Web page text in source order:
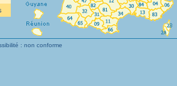
: non conforme